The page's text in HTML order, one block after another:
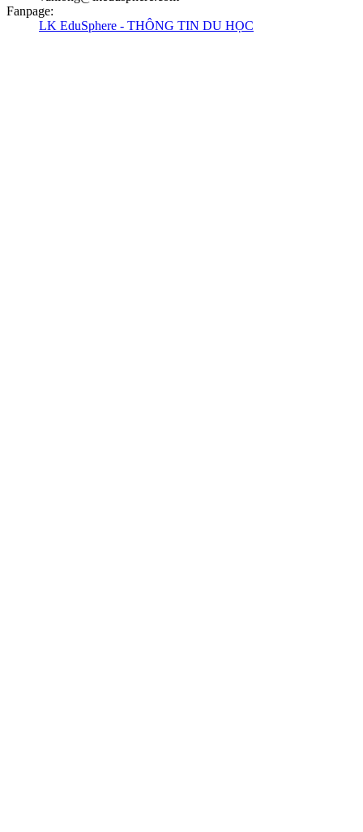
Fanpage:
LK EduSphere - THÔNG TIN DU HỌC